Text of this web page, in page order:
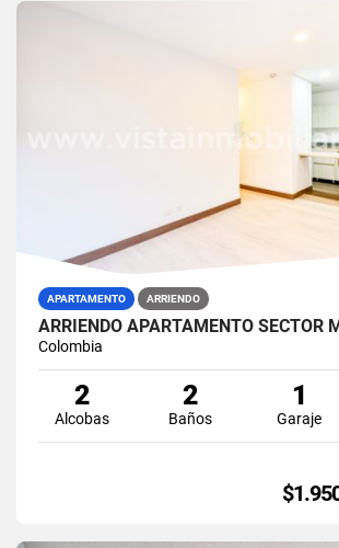
APARTAMENTO ARRIENDO
Colombia
2
Alcobas
2
Baños
1
Garaje